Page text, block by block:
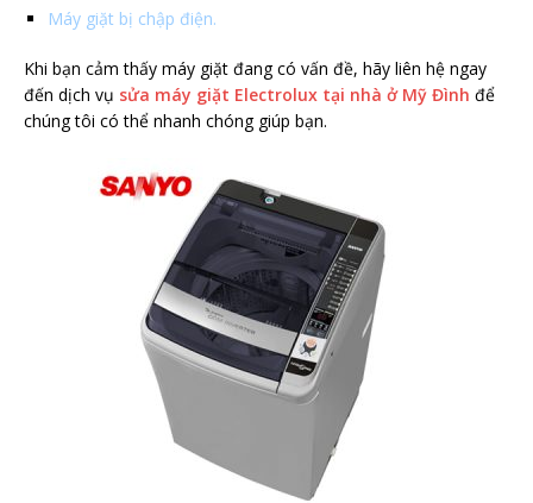
Máy giặt bị chập điện.
Khi bạn cảm thấy máy giặt đang có vấn đề, hãy liên hệ ngay
đến dịch vụ sửa máy giặt Electrolux tại nhà ở Mỹ Đình để
chúng tôi có thể nhanh chóng giúp bạn.